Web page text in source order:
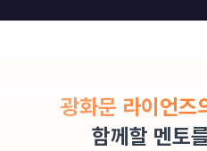
광화문 라이언즈
함께할 멘토